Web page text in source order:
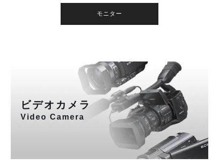
モニター
ビデオカメラ
Video Camera